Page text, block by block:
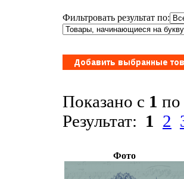
Фильтровать результат по:
Показано с 1 по
Результат: 1 2
Фото